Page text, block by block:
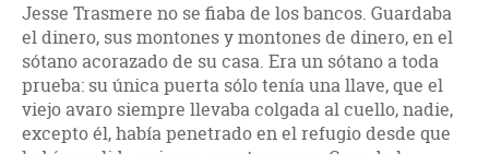
Jesse Trasmere no se fiaba de los bancos. Guardaba
el dinero, sus montones y montones de dinero, en el
sótano acorazado de su casa. Era un sótano a toda
prueba: su única puerta sólo tenía una llave, que el
viejo avaro siempre llevaba colgada al cuello, nadie,
excepto él, había penetrado en el refugio desde que